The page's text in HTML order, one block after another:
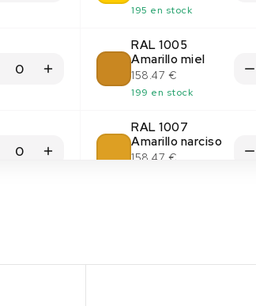
195 en stock
RAL 1005
Amarillo miel
158.47 €
199 en stock
RAL 1007
Amarillo narciso
158.47 €